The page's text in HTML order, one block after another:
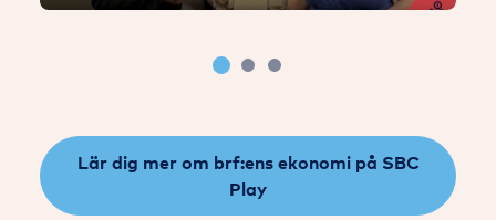
Lär dig mer om brf:ens ekonomi på SBC
Play